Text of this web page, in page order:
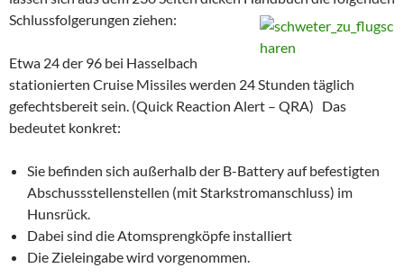
Schlussfolgerungen ziehen:
Etwa 24 der 96 bei Hasselbach
stationierten Cruise Missiles werden 24 Stunden täglich
gefechtsbereit sein. (Quick Reaction Alert – QRA) Das
bedeutet konkret:
Sie befinden sich außerhalb der B-Battery auf befestigten
Abschussstellenstellen (mit Starkstromanschluss) im
Hunsrück.
Dabei sind die Atomsprengköpfe installiert
Die Zieleingabe wird vorgenommen.